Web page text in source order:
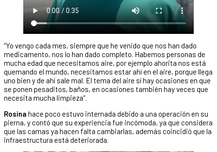
“Yo vengo cada mes, siempre que he venido que nos han dado
medicamento, nos lo han dado completo. Habemos personas de
mucha edad que necesitamos aire, por ejemplo ahorita nos está
quemando el mundo, necesitamos estar ahí en el aire, porque llega
uno bien y de ahí sale mal. El tema del aire sí hay ocasiones en que
se ponen pesaditos, baños, en ocasiones también hay veces que
necesita mucha limpieza”.
Rosina hace poco estuvo internada debido a una operación en su
pierna, y contó que su experiencia fue incómoda, ya que considera
que las camas ya hacen falta cambiarlas, además coincidió que la
infraestructura está deteriorada.